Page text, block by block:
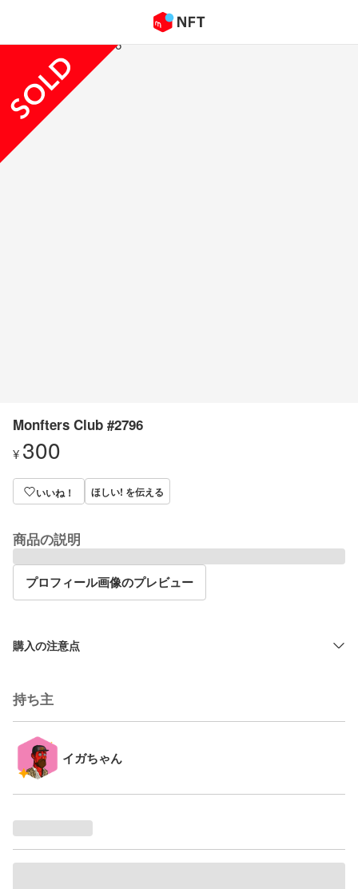
Monfters Club #2796
¥ 300
いいね！ ほしい! を伝える
商品の説明
プロフィール画像のプレビュー
購入の注意点
持ち主
イガちゃん